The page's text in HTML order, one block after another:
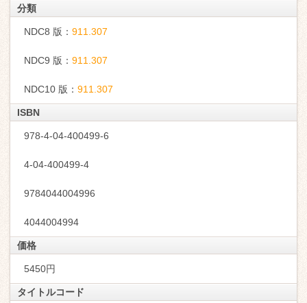
分類
NDC8 版： 911.307
NDC9 版： 911.307
NDC10 版： 911.307
ISBN
978-4-04-400499-6
4-04-400499-4
9784044004996
4044004994
価格
5450円
タイトルコード